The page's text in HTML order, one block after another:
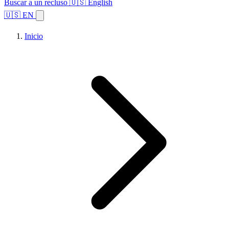
Buscar a un recluso 🇺🇸 English
🇺🇸 EN
Inicio